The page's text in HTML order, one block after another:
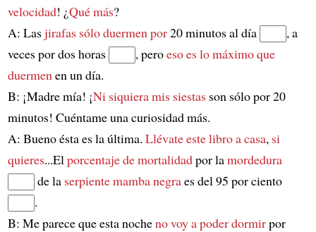
velocidad! ¿Qué más?
A: Lasjirafas sólo duermen por20 minutos al día
, a
veces por dos horas
, peroeso es lo máximo que
duermen en un día.
B: ¡Madre mía! ¡Ni siquiera mis siestasson sólo por 20
minutos! Cuéntame una curiosidad más.
A: Bueno ésta es la última. Llévate este libro a casa, si
quieres...El porcentaje de mortalidadpor lamordedura
de la serpiente mamba negraes del 95 por ciento
.
B: Me parece que esta nocheno voy a poder dormirpor